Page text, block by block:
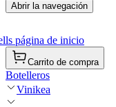
Abrir la navegación
página de inicio
Carrito de compra
Botelleros
Vinikea